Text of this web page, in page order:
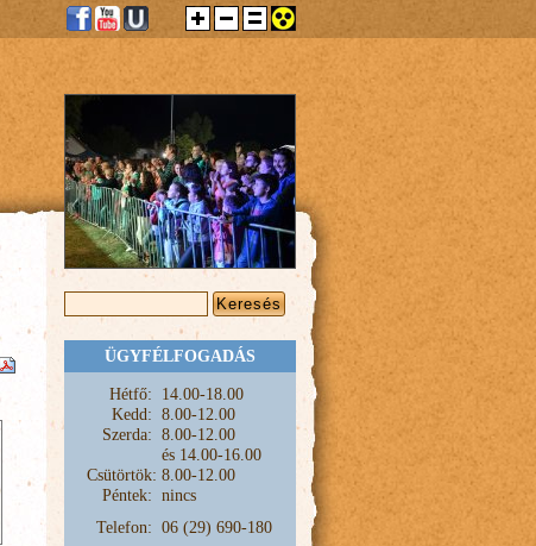
KERESÉS ŰRLAP
ÜGYFÉLFOGADÁS
Hétfő: 14.00-18.00
Kedd: 8.00-12.00
Szerda: 8.00-12.00
és 14.00-16.00
Csütörtök: 8.00-12.00
Péntek: nincs
Telefon: 06 (29) 690-180